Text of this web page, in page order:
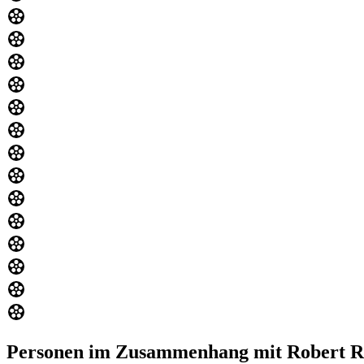
Personen im Zusammenhang mit Robert